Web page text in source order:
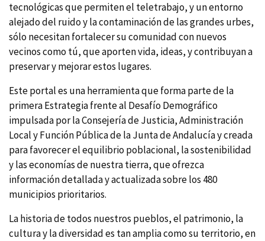
tecnológicas que permiten el teletrabajo, y un entorno
alejado del ruido y la contaminación de las grandes urbes,
sólo necesitan fortalecer su comunidad con nuevos
vecinos como tú, que aporten vida, ideas, y contribuyan a
preservar y mejorar estos lugares.
Este portal es una herramienta que forma parte de la
primera Estrategia frente al Desafío Demográfico
impulsada por la Consejería de Justicia, Administración
Local y Función Pública de la Junta de Andalucía y creada
para favorecer el equilibrio poblacional, la sostenibilidad
y las economías de nuestra tierra, que ofrezca
información detallada y actualizada sobre los 480
municipios prioritarios.
La historia de todos nuestros pueblos, el patrimonio, la
cultura y la diversidad es tan amplia como su territorio, en